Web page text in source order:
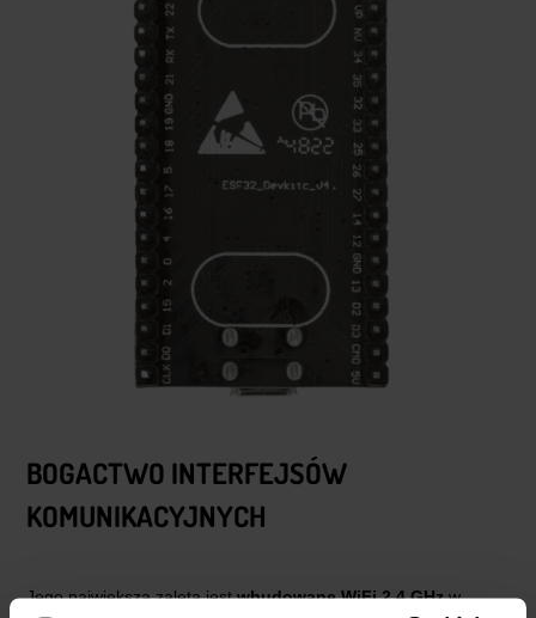
BOGACTWO INTERFEJSÓW
KOMUNIKACYJNYCH
Jego największą zaletą jestwbudowane WiFi 2,4 GHzw